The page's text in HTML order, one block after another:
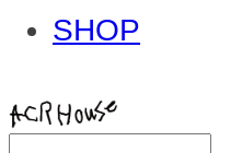
SHOP